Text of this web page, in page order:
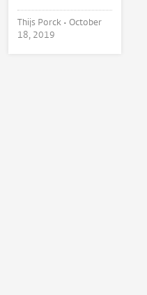
Thijs Porck • October
18, 2019